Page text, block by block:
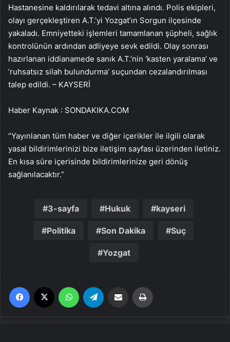
Hastanesine kaldırılarak tedavi altına alındı. Polis ekipleri,
olayı gerçekleştiren A.T.’yi Yozgat’ın Sorgun ilçesinde
yakaladı. Emniyetteki işlemleri tamamlanan şüpheli, sağlık
kontrolünün ardından adliyeye sevk edildi. Olay sonrası
hazırlanan iddianamede sanık A.T.’nin ‘kasten yaralama’ ve
‘ruhsatsız silah bulundurma’ suçundan cezalandırılması
talep edildi. – KAYSERİ
Haber Kaynak : SONDAKIKA.COM
“Yayınlanan tüm haber ve diğer içerikler ile ilgili olarak
yasal bildirimlerinizi bize iletişim sayfası üzerinden iletiniz.
En kısa süre içerisinde bildirimlerinize geri dönüş
sağlanılacaktır.”
3-sayfa Hukuk kayseri
Politika Son Dakika Suç
Yozgat
Facebook WhatsApp Email'den paylaş